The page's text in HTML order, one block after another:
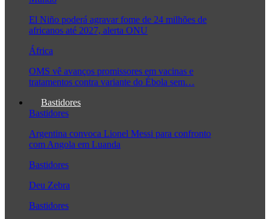
El Niño poderá agravar fome de 24 milhões de
africanos até 2027, alerta ONU
África
OMS vê avanços promissores em vacinas e
tratamentos contra variante do Ébola sem…
Bastidores
Bastidores
Argentina convoca Lionel Messi para confronto
com Angola em Luanda
Bastidores
Deu Zebra
Bastidores